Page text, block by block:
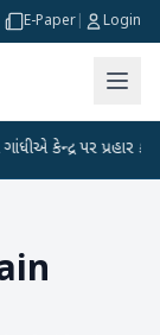
E-Paper Login
કેન્દ્ર પર પ્રહાર કર્યા